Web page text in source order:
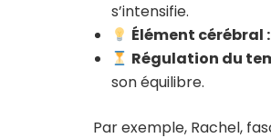
s’intensifie.
Élément cérébral :
Régulation du
son équilibre.
Par exemple, Rachel,